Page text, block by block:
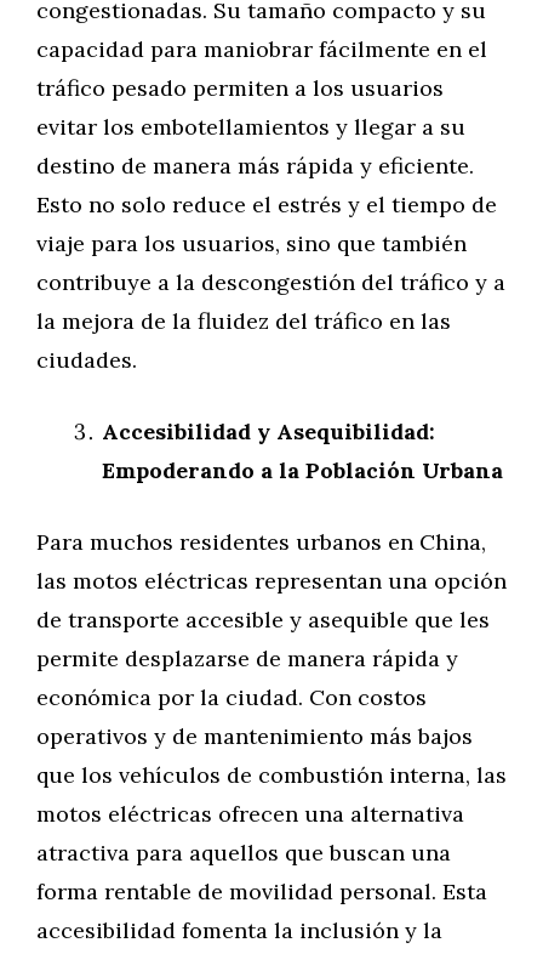
congestionadas. Su tamaño compacto y su
capacidad para maniobrar fácilmente en el
tráfico pesado permiten a los usuarios
evitar los embotellamientos y llegar a su
destino de manera más rápida y eficiente.
Esto no solo reduce el estrés y el tiempo de
viaje para los usuarios, sino que también
contribuye a la descongestión del tráfico y a
la mejora de la fluidez del tráfico en las
ciudades.
Accesibilidad y Asequibilidad:
Empoderando a la Población Urbana
Para muchos residentes urbanos en China,
las motos eléctricas representan una opción
de transporte accesible y asequible que les
permite desplazarse de manera rápida y
económica por la ciudad. Con costos
operativos y de mantenimiento más bajos
que los vehículos de combustión interna, las
motos eléctricas ofrecen una alternativa
atractiva para aquellos que buscan una
forma rentable de movilidad personal. Esta
accesibilidad fomenta la inclusión y la